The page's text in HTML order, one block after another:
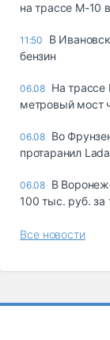
на трассе М-10
11:50
В
бензин
06.08 На трассе
метровый мост
06.08 Во
протаранил
06.08 В
100 тыс. руб. за
Все новости